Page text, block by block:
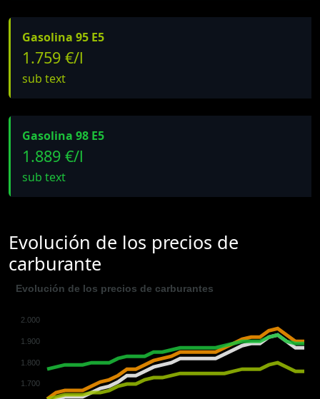
Gasolina 95 E5
1.759 €/l
sub text
Gasolina 98 E5
1.889 €/l
sub text
Evolución de los precios de
carburante
Evolución de los precios de carburantes
2.000
1.900
1.800
1.700